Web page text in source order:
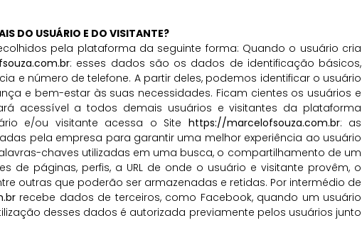
DO USUÁRIO E DO VISITANTE?
pela plataforma da seguinte forma: Quando o usuário cria
: esses dados são os dados de identificação básicos,
e número de telefone. A partir deles, podemos identificar o usuário
e bem-estar às suas necessidades. Ficam cientes os usuários e
acessível a todos demais usuários e visitantes da plataforma
e/ou visitante acessa o Site https://marcelofsouza.com.br: as
pela empresa para garantir uma melhor experiência ao usuário
chaves utilizadas em uma busca, o compartilhamento de um
de páginas, perfis, a URL de onde o usuário e visitante provêm, o
outras que poderão ser armazenadas e retidas. Por intermédio de
recebe dados de terceiros, como Facebook, quando um usuário
desses dados é autorizada previamente pelos usuários junto